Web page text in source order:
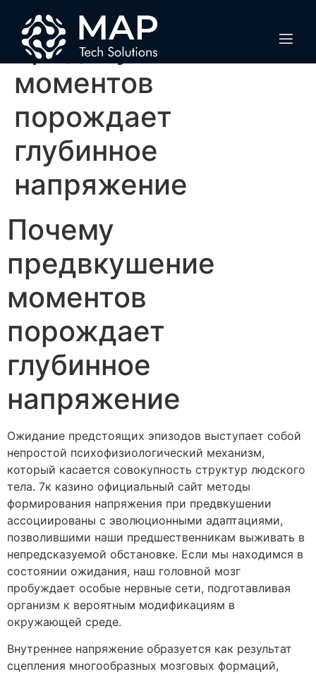
Почему
предвкушение
моментов
порождает
глубинное
напряжение
Почему
предвкушение
моментов
порождает
глубинное
напряжение
Ожидание предстоящих эпизодов выступает собой
непростой психофизиологический механизм,
который касается совокупность структур людского
тела. 7к казино официальный сайт методы
формирования напряжения при предвкушении
ассоциированы с эволюционными адаптациями,
позволившими наши предшественникам выживать в
непредсказуемой обстановке. Если мы находимся в
состоянии ожидания, наш головной мозг
пробуждает особые нервные сети, подготавливая
организм к вероятным модификациям в
окружающей среде.
Внутреннее напряжение образуется как результат
сцепления многообразных мозговых формаций,